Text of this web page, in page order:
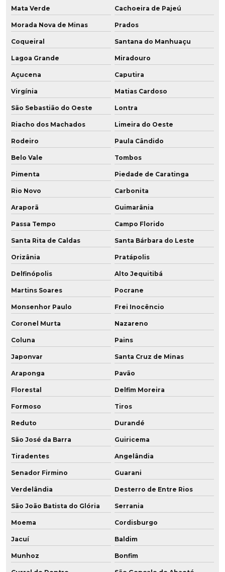
Mata Verde Cachoeira de Pajeú
Morada Nova de Minas Prados
Coqueiral Santana do Manhuaçu
Lagoa Grande Miradouro
Açucena Caputira
Virgínia Matias Cardoso
São Sebastião do Oeste Lontra
Riacho dos Machados Limeira do Oeste
Rodeiro Paula Cândido
Belo Vale Tombos
Pimenta Piedade de Caratinga
Rio Novo Carbonita
Araporã Guimarânia
Passa Tempo Campo Florido
Santa Rita de Caldas Santa Bárbara do Leste
Orizânia Pratápolis
Delfinópolis Alto Jequitibá
Martins Soares Pocrane
Monsenhor Paulo Frei Inocêncio
Coronel Murta Nazareno
Coluna Pains
Japonvar Santa Cruz de Minas
Araponga Pavão
Florestal Delfim Moreira
Formoso Tiros
Reduto Durandé
São José da Barra Guiricema
Tiradentes Angelândia
Senador Firmino Guarani
Verdelândia Desterro de Entre Rios
São João Batista do Glória Serrania
Moema Cordisburgo
Jacuí Baldim
Munhoz Bonfim